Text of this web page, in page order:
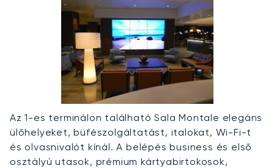
Az 1-es terminálon található Sala Montale elegáns
ülőhelyeket, büfészolgáltatást, italokat, Wi-Fi-t
és olvasnivalót kínál. A belépés business és első
osztályú utasok, prémium kártyabirtokosok,